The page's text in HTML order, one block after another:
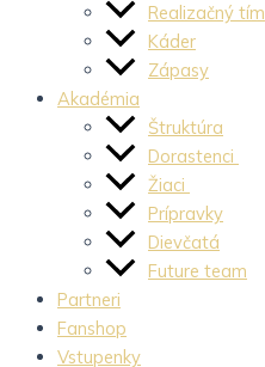
Realizačný tím
Káder
Zápasy
Akadémia
Štruktúra
Dorastenci
Žiaci
Prípravky
Dievčatá
Future team
Partneri
Fanshop
Vstupenky